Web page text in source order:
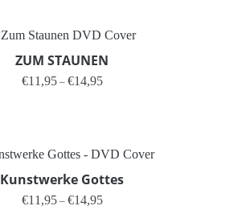
ZUM STAUNEN
€11,95 – €14,95Preisspanne: €11,95 bis €14,95
Kunstwerke Gottes
€11,95 – €14,95Preisspanne: €11,95 bis €14,95